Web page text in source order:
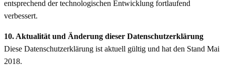
entsprechend der technologischen Entwicklung fortlaufend
verbessert.
10. Aktualität und Änderung dieser Datenschutzerklärung
Diese Datenschutzerklärung ist aktuell gültig und hat den Stand Mai
2018.